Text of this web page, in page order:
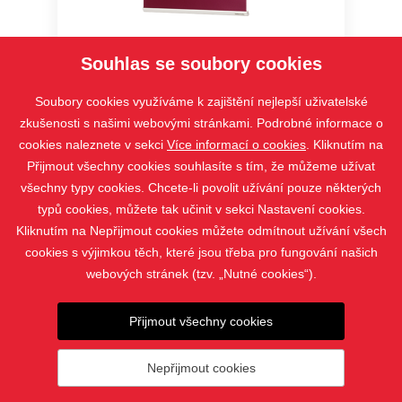
PRODUKTY
Souhlas se soubory cookies
Soubory cookies využíváme k zajištění nejlepší uživatelské
zkušenosti s našimi webovými stránkami. Podrobné informace o
cookies naleznete v sekci Více informací o cookies . Kliknutím na
Přijmout všechny cookies souhlasíte s tím, že můžeme užívat
všechny typy cookies. Chcete-li povolit užívání pouze některých
typů cookies, můžete tak učinit v sekci Nastavení cookies.
Kliknutím na Nepřijmout cookies můžete odmítnout užívání všech
cookies s výjimkou těch, které jsou třeba pro fungování našich
webových stránek (tzv. „Nutné cookies“).
Přijmout všechny cookies
Nepřijmout cookies